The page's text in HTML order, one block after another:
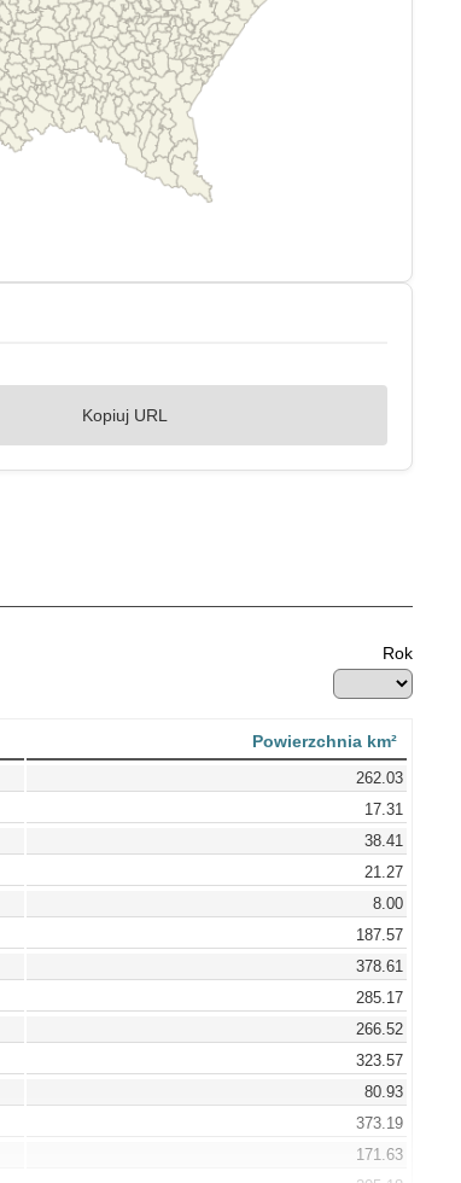
Kopiuj URL
Rok
Powierzchnia km²
262.03
17.31
38.41
21.27
8.00
187.57
378.61
285.17
266.52
323.57
80.93
373.19
171.63